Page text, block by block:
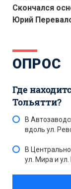
Скончался
Юрий
ОПРОС
Где
Тольятти?
В
вдоль ул.
В
ул. Мира и